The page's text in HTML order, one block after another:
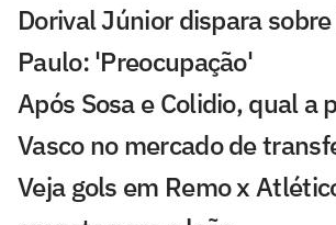
Dorival Júnior dispara
Paulo: 'Preocupação'
Após Sosa e Colidio, qual a
Vasco no mercado de
Veja gols em Remo x